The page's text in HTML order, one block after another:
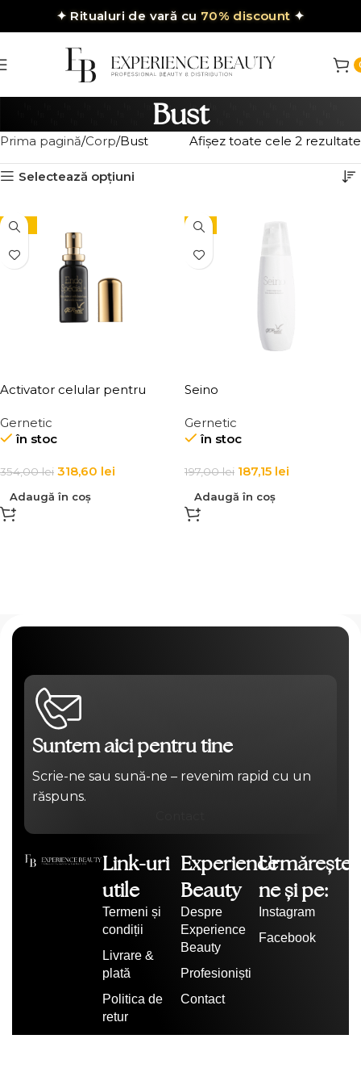
✦Ritualuri de vară cu 70% discount ✦
Bust
Prima pagină Corp Bust Afișez toate cele 2 rezultate
Selectează opțiuni
-10%
Activator celular pentru
tenului Endo Special +
Gernetic
în stoc
354,00lei 318,60 lei
Adaugă în coș
-5%
Seino
Gernetic
în stoc
197,00lei 187,15 lei
Adaugă în coș
Suntem aici pentru tine
Scrie-ne sau sună-ne – revenim rapid cu un
răspuns.
Link-uri
utile
Termeni și
condiții
Livrare &
plată
Politica de
retur
Experience
Beauty
Despre
Experience
Beauty
Profesioniști
Contact
Urmărește-
ne și pe:
Instagram
Facebook